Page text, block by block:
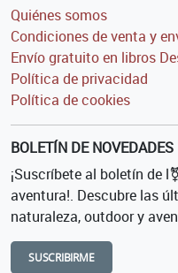
Quiénes somos
Condiciones de venta y
Envío gratuito en libros
Política de privacidad
Política de cookies
BOLETÍN DE NOVEDADES
¡Suscríbete al boletín de
aventura!. Descubre las
naturaleza, outdoor y
SUSCRIBIRME